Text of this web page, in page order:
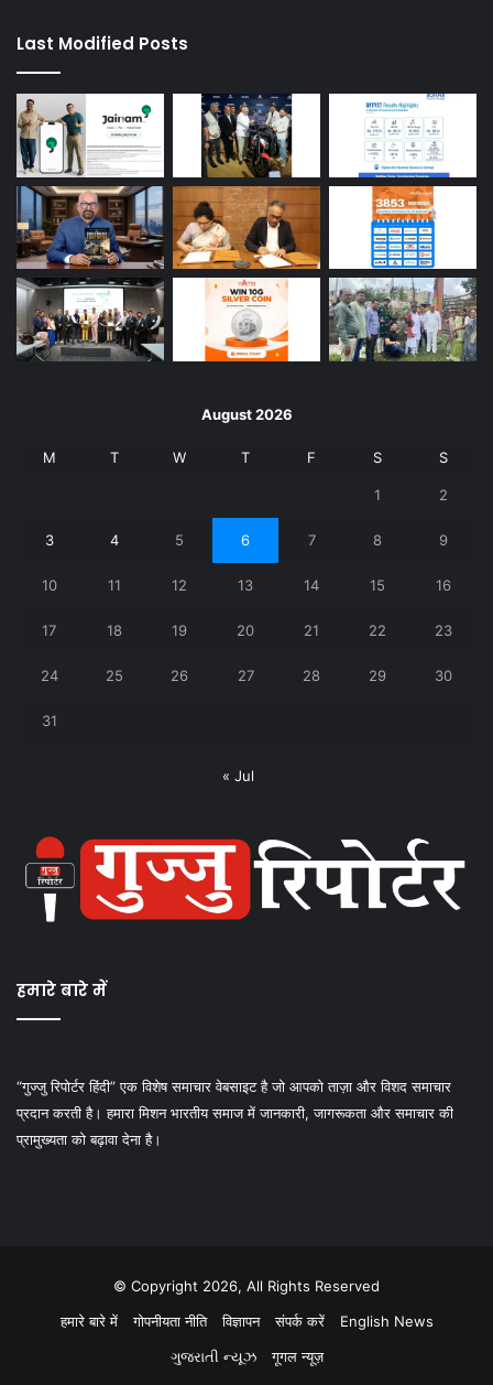
Last Modified Posts
August 2026
M T W T F S S
1 2
3 4 5 6 7 8 9
10 11 12 13 14 15 16
17 18 19 20 21 22 23
24 25 26 27 28 29 30
31
« Jul
हमारे बारे में
“गुज्जु रिपोर्टर हिंदी” एक विशेष समाचार वेबसाइट है जो आपको ताज़ा और विशद समाचार
प्रदान करती है। हमारा मिशन भारतीय समाज में जानकारी, जागरूकता और समाचार की
प्रामुख्यता को बढ़ावा देना है।
© Copyright 2026, All Rights Reserved
हमारे बारे में
गोपनीयता नीति विज्ञापन संपर्क करें
English News
ગુજરાતી ન્યૂઝ
गूगल न्यूज़